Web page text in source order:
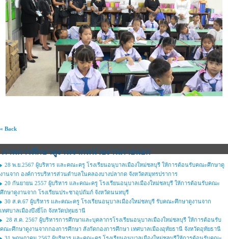
« Back
ภาพการศึกษาดูงานจากหน่วยงานภายนอก
28 พ.ย.2567 ผู้บริหาร และคณะครู โรงเรียนอนุบาลเมืองใหม่ชลบุรี ให้การต้อนรับคณะศึกษาดู
งานจาก องค์การบริหารส่วนตำบลในคลองบางปลากด จังหวัดสมุทรปราการ
20 กันยายน 2557 ผู้บริหาร และคณะครู โรงเรียนอนุบาลเมืองใหม่ชลบุรี ให้การต้อนรับคณะ
ศึกษาดูงานจาก โรงเรียนประชาอุปถัมภ์ จังหวัดนนทบุรี
30 ส.ค.67 ผู้บริหาร และคณะครู โรงเรียนอนุบาลเมืองใหม่ชลบุรี รับคณะศึกษาดูงานจาก
เทศบาลเมืองบึงยี่โถ จังหวัดปทุมธานี
28 ส.ค. 2567 ผู้บริหารการศึกษาและบุคลากรโรงเรียนอนุบาลเมืองใหม่ชลบุรี ให้การต้อนรับ
คณะศึกษาดูงานจากกองการศึกษา สังกัดกองการศึกษา เทศบาลเมืองอุทัยธานี จังหวัดอุทัยธานี